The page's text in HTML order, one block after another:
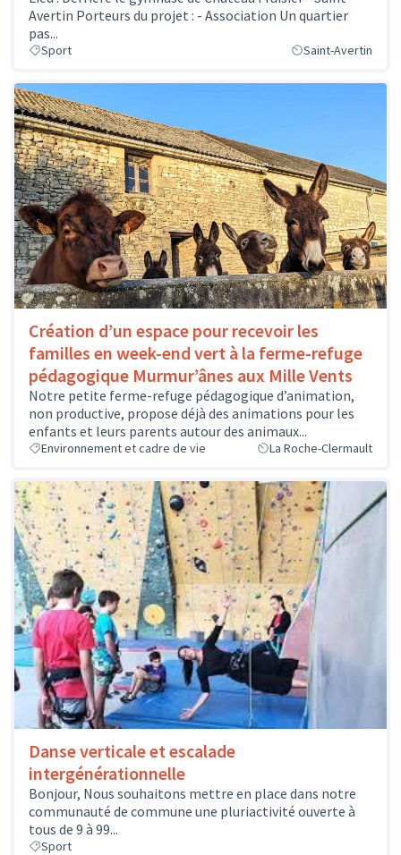
Avertin Porteurs du projet : - Association Un quartier
pas...
Sport Saint-Avertin
Création d’un espace pour recevoir les
familles en week-end vert à la ferme-refuge
pédagogique Murmur’ânes aux Mille Vents
Notre petite ferme-refuge pédagogique d’animation,
non productive, propose déjà des animations pour les
enfants et leurs parents autour des animaux...
Environnement et cadre de vie La Roche-Clermault
Danse verticale et escalade
intergénérationnelle
Bonjour, Nous souhaitons mettre en place dans notre
communauté de commune une pluriactivité ouverte à
tous de 9 à 99...
Sport